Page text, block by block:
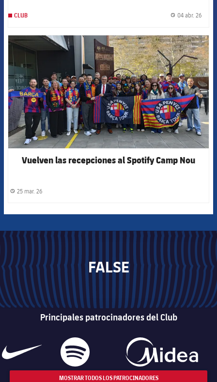
CLUB 04 abr. 26
FCB Barcelona badge
Vuelven las recepciones al Spotify Camp Nou
label.share.clock
25 mar. 26
FALSE
Principales patrocinadores del Club
MOSTRAR TODOS LOS PATROCINADORES